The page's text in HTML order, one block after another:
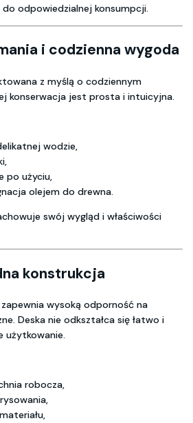
odpowiedzialnej konsumpcji.
i codzienna wygoda
z myślą o codziennym
konserwacja jest prosta i intuicyjna.
wodzie,
po użyciu,
olejem do drewna.
swój wygląd i właściwości
konstrukcja
zapewnia wysoką odporność na
Deska nie odkształca się łatwo i
użytkowanie.
robocza,